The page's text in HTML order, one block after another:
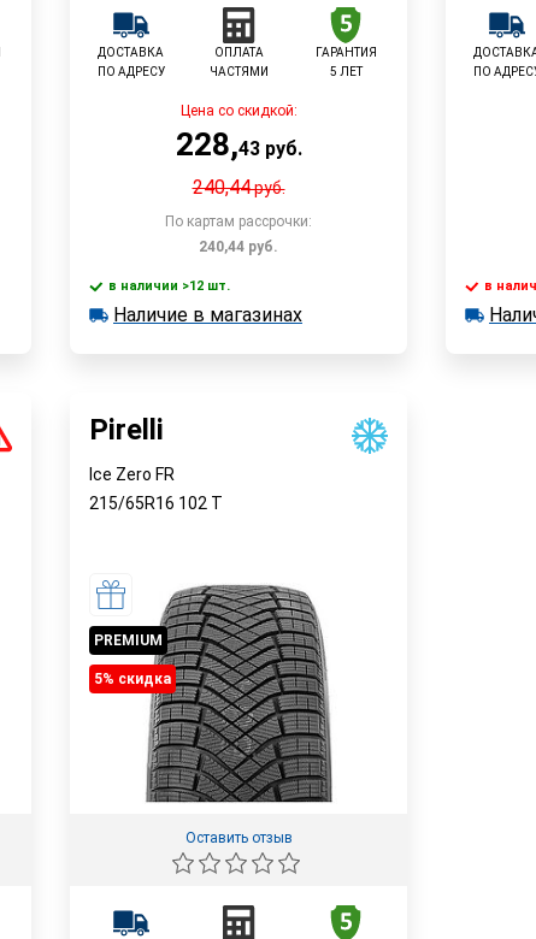
ДОСТАВКА
ПО АДРЕСУ
ОПЛАТА
ЧАСТЯМИ
ГАРАНТИЯ
5 ЛЕТ
Цена со скидкой:
228,43руб.
240,44руб.
По картам рассрочки:
240,44 руб.
В корзину
в наличии >12 шт.
в наличии >12 шт.
Наличие в магазинах
ПО
в
в
Pirelli
Ice Zero FR
215/65R16 102 T
PREMIUM
5% cкидка
Оставить отзыв